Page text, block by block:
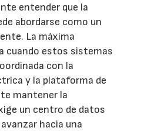
entender que la
abordarse como un
La máxima
cuando estos sistemas
con la
y la plataforma de
mantener la
un centro de datos
hacia una